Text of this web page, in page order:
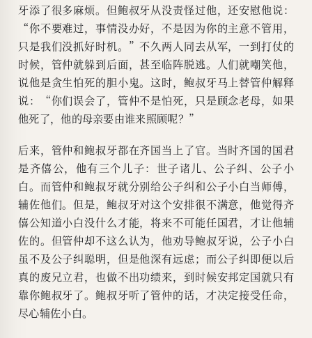
牙添了很多麻烦。但鲍叔牙从没责怪过他，还安慰他说：
“你不要难过，事情没办好，不是因为你的主意不管用，
只是我们没抓好时机。”不久两人同去从军，一到打仗的
时候，管仲就躲到后面，甚至临阵脱逃。人们就嘲笑他，
说他是贪生怕死的胆小鬼。这时，鲍叔牙马上替管仲解释
说：“你们误会了，管仲不是怕死，只是顾念老母，如果
他死了，他的母亲要由谁来照顾呢？”
后来，管仲和鲍叔牙都在齐国当上了官。当时齐国的国君
是齐僖公，他有三个儿子：世子诸儿、公子纠、公子小
白。而管仲和鲍叔牙就分别给公子纠和公子小白当师傅，
辅佐他们。但是，鲍叔牙对这个安排很不满意，他觉得齐
僖公知道小白没什么才能，将来不可能任国君，才让他辅
佐的。但管仲却不这么认为，他劝导鲍叔牙说，公子小白
虽不及公子纠聪明，但是他深有远虑；而公子纠即便以后
真的废兄立君，也做不出功绩来，到时候安邦定国就只有
靠你鲍叔牙了。鲍叔牙听了管仲的话，才决定接受任命，
尽心辅佐小白。